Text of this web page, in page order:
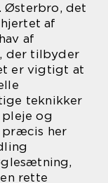
Østerbro, det
af
af
der tilbyder
er vigtigt at
teknikker
og
præcis her
rette